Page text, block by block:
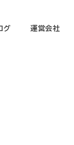
グ 運営会社